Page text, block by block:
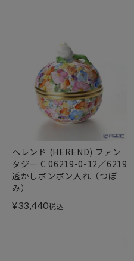
ヘレンド (HEREND) ファン
タジー C 06219-0-12／6219
透かしボンボン入れ（つぼ
み）
¥33,440税込